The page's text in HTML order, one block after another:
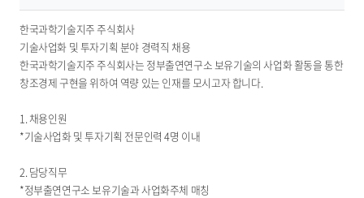
한국과학기술지주 주식회사
기술사업화 및 투자기획 분야 경력직 채용
한국과학기술지주 주식회사는 정부출연연구소 보유기술의 사업화 활동을 통한
창조경제 구현을 위하여 역량 있는 인재를 모시고자 합니다.
1. 채용인원
*기술사업화 및 투자기획 전문인력 4명 이내
2. 담당직무
*정부출연연구소 보유기술과 사업화주체 매칭